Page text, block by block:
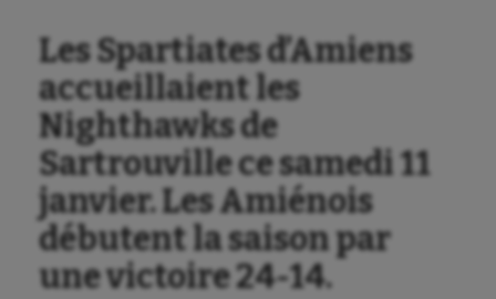
Les Spartiates d’Amiens
accueillaient les
Nighthawks de
Sartrouville ce samedi 11
janvier. Les Amiénois
débutent la saison par
une victoire 24-14.